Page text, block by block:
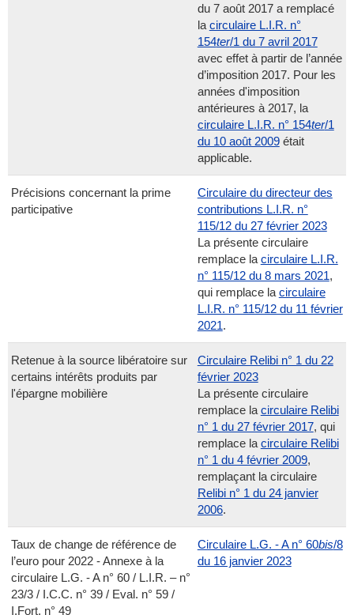
du 7 août 2017 a remplacé
la circulaire L.I.R. n°
154ter/1 du 7 avril 2017
avec effet à partir de l’année
d’imposition 2017. Pour les
années d'imposition
antérieures à 2017, la
circulaire L.I.R. n° 154ter/1
du 10 août 2009était
applicable.
Précisions concernant la prime
participative
Circulaire du directeur des
contributions L.I.R. n°
115/12 du 27 février 2023
La présente circulaire
remplace la circulaire L.I.R.
n° 115/12 du 8 mars 2021,
qui remplace la circulaire
L.I.R. n° 115/12 du 11 février
2021.
Retenue à la source libératoire sur
certains intérêts produits par
l'épargne mobilière
Circulaire Relibi n° 1 du 22
février 2023
La présente circulaire
remplace la circulaire Relibi
n° 1 du 27 février 2017, qui
remplace la circulaire Relibi
n° 1 du 4 février 2009,
remplaçant la circulaire
Relibi n° 1 du 24 janvier
2006.
Taux de change de référence de
l’euro pour 2022 - Annexe à la
circulaire L.G. - A n° 60 / L.I.R. – n°
23/3 / I.C.C. n° 39 / Eval. n° 59 /
I.Fort. n° 49
Circulaire L.G. - A n° 60bis/8
du 16 janvier 2023